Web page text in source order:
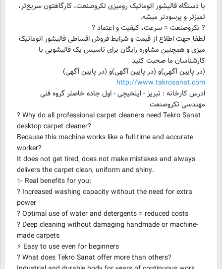
با دستگاه قالیشور اتوماتیک رومیزی تکروصنعت، کارگاهتون سریع‌تر،
تمیزتر و پرسودتر میشه.
? تکروصنعت = سرعت، کیفیت و اعتماد ?
لطفا جهت اطلاع از قیمت و شرایط فروش اقساطی قالیشور اتوماتیک
میزی و همچنین مشاوره رایگان برای تاسیس یک قالیشویی با
کارشناسان ما صحبت کنید
(در پایین آگهی)و (در پایین آگهی)و (در پایین آگهی)
http://www.takrosanat.com
ادرس کارخانه : تبریز - ایلخیچی - اول جاده خاصلر گروه فنی
مهندسی تکروصنعت
? Why do all professional carpet cleaners need Tekro Sanat
desktop carpet cleaner?
Because this machine works like a full-time and accurate
worker?
It does not get tired, does not make mistakes and always
delivers the carpet clean, uniform and shiny.
✨ Real benefits for you:
? Increased washing capacity without the need for extra
power
? Optimal use of water and detergents = reduced costs
? Deep cleaning without damaging handmade or machine-
made carpets
⚡ Easy to use even for beginners
? What does Tekro Sanat offer more than others?